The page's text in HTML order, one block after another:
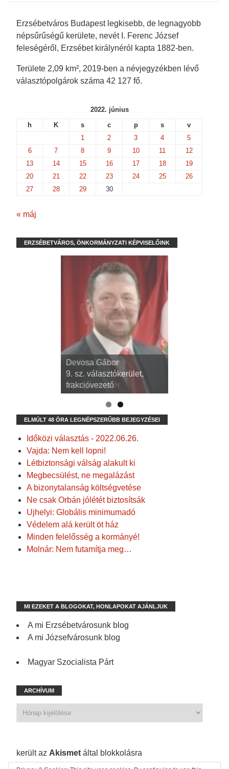
Erzsébetváros Budapest legkisebb, de legnagyobb
népsűrűségű kerülete, nevét I. Ferenc József
feleségéről, Erzsébet királynéról kapta 1882-ben.
Területe 2,09 km², 2019-ben a névjegyzékben lévő
választópolgárok száma 42 127 fő.
2022. június
h
K s c p s
v
1
2 3 4
5
6
7 8 9 10 11
12
13
14 15 16 17 18
19
20
21 22 23 24 25
26
27
28 29 30
« máj
ERZSÉBETVÁROS, ÖNKORMÁNYZATI KÉPVISELŐINK
dr. Kispál Tibor
3. sz. választókerület,
alpolgármester
Devosa Gábor
9. sz. választókerület,
frakcióvezető
ELMÚLT 48 ÓRA LEGNÉPSZERŰBB BEJEGYZÉSEI
Időközi választás - 2022.06.26.
Vajda: Nem kell lopni!
Létbiztonsági válság alakult ki
Megbecsülést, ne megalázást
A bizonytalanság költségvetése
Ne csak Orbán jólétét biztosítsák
Ujhelyi: Globális minimumadó
Védelem alá került öt ház
Minden felelősség a kormányé!
Molnár: Nem futamítja meg…
MI EZEKET A BLOGOKAT, HONLAPOKAT AJÁNLJUK
A mi Erzsébetvárosunk blog
A mi Józsefvárosunk blog
Magyar Szocialista Párt
ARCHÍVUM
került az Akismet által blokkolásra